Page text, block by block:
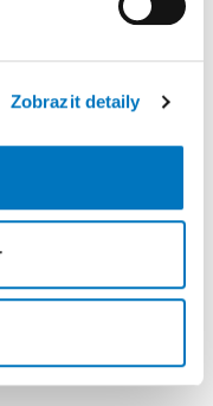
funkcí
média, inzerci a
jejich služby.
Zobrazit detaily